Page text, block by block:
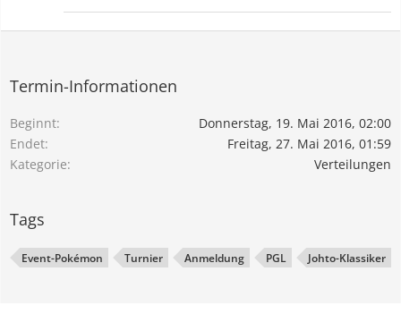
Termin-Informationen
Beginnt
Donnerstag, 19. Mai 2016, 02:00
Endet
Freitag, 27. Mai 2016, 01:59
Kategorie
Verteilungen
Tags
Event-Pokémon Turnier Anmeldung PGL Johto-Klassiker